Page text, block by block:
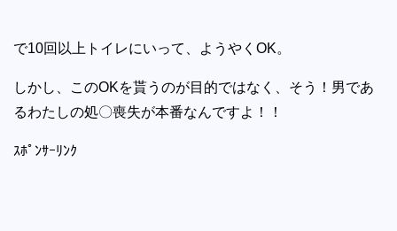
で10回以上トイレにいって、ようやくOK。
しかし、このOKを貰うのが目的ではなく、そう！男であ
るわたしの処〇喪失が本番なんですよ！！
ｽﾎﾟﾝｻｰﾘﾝｸ